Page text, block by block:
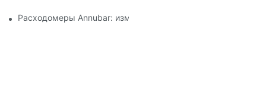
Расходомеры Annubar: измерение расхода в сложных